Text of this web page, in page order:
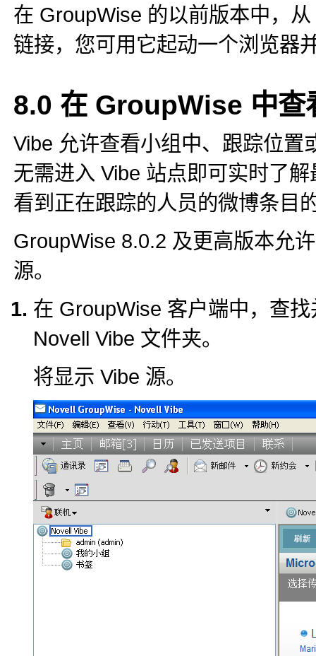
在 GroupWise 的以前版本中，
链接，您可用它起动一个浏览器
8.0 在 GroupWise 中查
Vibe 允许查看小组中、跟踪位
无需进入 Vibe 站点即可实时了
看到正在跟踪的人员的微博条目
GroupWise 8.0.2 及更高版本允
源。
在 GroupWise 客户端中，查
Novell Vibe 文件夹。
将显示 Vibe 源。